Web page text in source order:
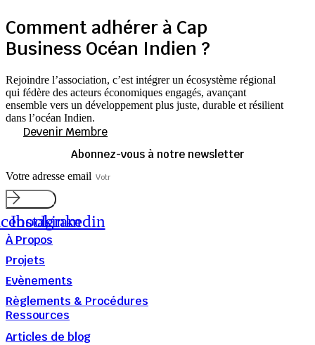
Comment adhérer à Cap
Business Océan Indien ?
Rejoindre l’association, c’est intégrer un écosystème régional
qui fédère des acteurs économiques engagés, avançant
ensemble vers un développement plus juste, durable et résilient
dans l’océan Indien.
Devenir Membre
Abonnez-vous à notre newsletter
Votre adresse email
Submit
Instagram
Linkedin
À Propos
Projets
Evènements
Règlements & Procédures
Ressources
Articles de blog